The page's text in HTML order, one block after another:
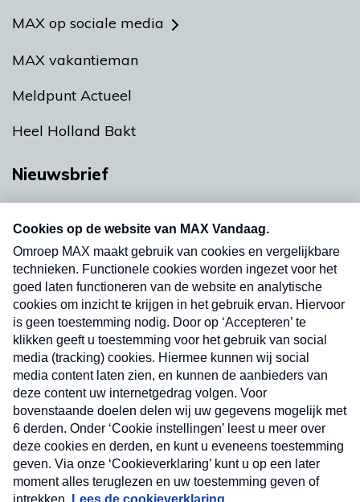
MAX op sociale media
MAX vakantieman
Meldpunt Actueel
Heel Holland Bakt
Nieuwsbrief
Neem hier een gratis abonnement op onze
nieuwsbrief. Elke vrijdag- en dinsdagochtend in
uw mailbox.
Verzend
Nieuwsbrief
Neem hier een gratis abonnement op onze
nieuwsbrief. Elke vrijdag- en dinsdagochtend in uw